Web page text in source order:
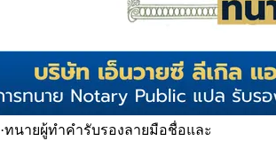
·ทนายผู้ทำคำรับรองลายมือชื่อและ